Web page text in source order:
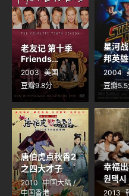
老友记 第十季
Friends
Season 10
2003 美国
豆瓣9.8分
星河
邦英雄
Hero
2004
豆瓣5.5
唐伯虎点秋香2
之四大才子
2010 中国大陆 /
中国香港
幸福
원택시
2013